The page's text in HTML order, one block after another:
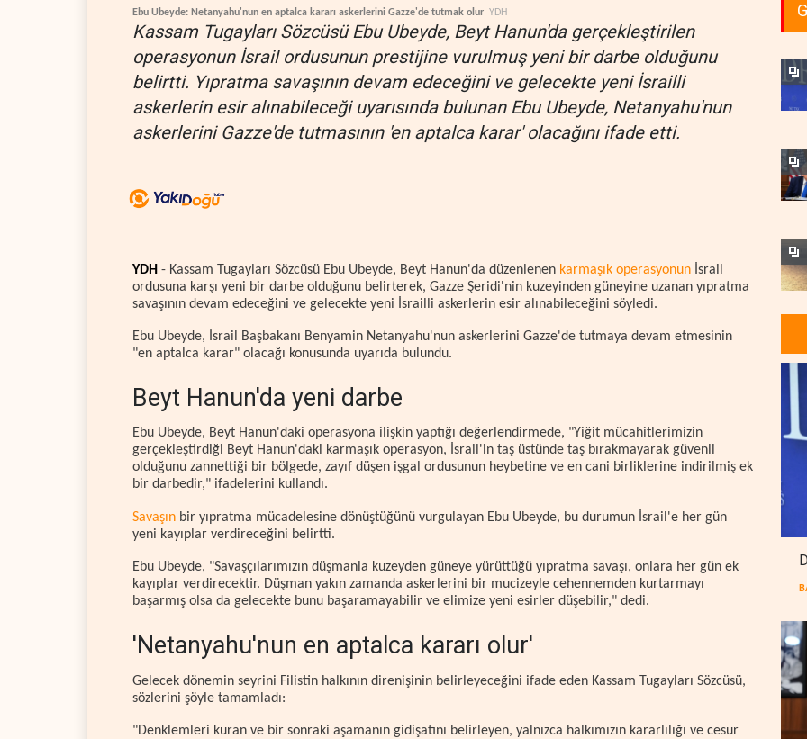
Ebu Ubeyde: Netanyahu'nun en aptalca kararı askerlerini Gazze'de tutmak olur YDH
Kassam Tugayları Sözcüsü Ebu Ubeyde, Beyt Hanun'da gerçekleştirilen
operasyonun İsrail ordusunun prestijine vurulmuş yeni bir darbe olduğunu
belirtti. Yıpratma savaşının devam edeceğini ve gelecekte yeni İsrailli
askerlerin esir alınabileceği uyarısında bulunan Ebu Ubeyde, Netanyahu'nun
askerlerini Gazze'de tutmasının 'en aptalca karar' olacağını ifade etti.
YDH - Kassam Tugayları Sözcüsü Ebu Ubeyde, Beyt Hanun'da düzenlenen karmaşık operasyonun İsrail
ordusuna karşı yeni bir darbe olduğunu belirterek, Gazze Şeridi'nin kuzeyinden güneyine uzanan yıpratma
savaşının devam edeceğini ve gelecekte yeni İsrailli askerlerin esir alınabileceğini söyledi.
Ebu Ubeyde, İsrail Başbakanı Benyamin Netanyahu'nun askerlerini Gazze'de tutmaya devam etmesinin
"en aptalca karar" olacağı konusunda uyarıda bulundu.
Beyt Hanun'da yeni darbe
Ebu Ubeyde, Beyt Hanun'daki operasyona ilişkin yaptığı değerlendirmede, "Yiğit mücahitlerimizin
gerçekleştirdiği Beyt Hanun'daki karmaşık operasyon, İsrail'in taş üstünde taş bırakmayarak güvenli
olduğunu zannettiği bir bölgede, zayıf düşen işgal ordusunun heybetine ve en cani birliklerine indirilmiş ek
bir darbedir," ifadelerini kullandı.
Savaşın bir yıpratma mücadelesine dönüştüğünü vurgulayan Ebu Ubeyde, bu durumun İsrail'e her gün
yeni kayıplar verdireceğini belirtti.
Ebu Ubeyde, "Savaşçılarımızın düşmanla kuzeyden güneye yürüttüğü yıpratma savaşı, onlara her gün ek
kayıplar verdirecektir. Düşman yakın zamanda askerlerini bir mucizeyle cehennemden kurtarmayı
başarmış olsa da gelecekte bunu başaramayabilir ve elimize yeni esirler düşebilir," dedi.
'Netanyahu'nun en aptalca kararı olur'
Gelecek dönemin seyrini Filistin halkının direnişinin belirleyeceğini ifade eden Kassam Tugayları Sözcüsü,
sözlerini şöyle tamamladı:
"Denklemleri kuran ve bir sonraki aşamanın gidişatını belirleyen, yalnızca halkımızın kararlılığı ve cesur